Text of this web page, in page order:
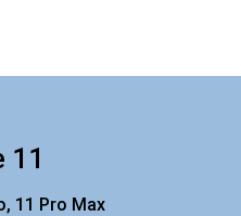
11
11 Pro Max